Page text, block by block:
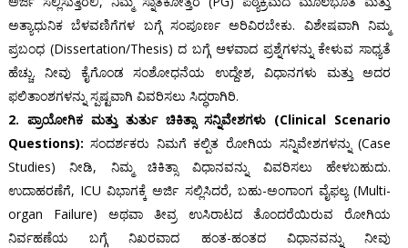
ಅತ್ಯಾಧುನಿಕ ಬೆಳವಣಿಗೆಗಳ ಬಗ್ಗೆ ಸಂಪೂರ್ಣ ಅರಿವಿರಬೇಕು. ವಿಶೇಷವಾಗಿ ನಿಮ್ಮ
ಪ್ರಬಂಧ (Dissertation/Thesis) ದ ಬಗ್ಗೆ ಆಳವಾದ ಪ್ರಶ್ನೆಗಳನ್ನು ಕೇಳುವ ಸಾಧ್ಯತೆ
ಹೆಚ್ಚು. ನೀವು ಕೈಗೊಂಡ ಸಂಶೋಧನೆಯ ಉದ್ದೇಶ, ವಿಧಾನಗಳು ಮತ್ತು ಅದರ
ಫಲಿತಾಂಶಗಳನ್ನು ಸ್ಪಷ್ಟವಾಗಿ ವಿವರಿಸಲು ಸಿದ್ಧರಾಗಿರಿ.
2. ಪ್ರಾಯೋಗಿಕ ಮತ್ತು ತುರ್ತು ಚಿಕಿತ್ಸಾ ಸನ್ನಿವೇಶಗಳು (Clinical Scenario
Questions): ಸಂದರ್ಶಕರು ನಿಮಗೆ ಕಲ್ಪಿತ ರೋಗಿಯ ಸನ್ನಿವೇಶಗಳನ್ನು (Case
Studies) ನೀಡಿ, ನಿಮ್ಮ ಚಿಕಿತ್ಸಾ ವಿಧಾನವನ್ನು ವಿವರಿಸಲು ಹೇಳಬಹುದು.
ಉದಾಹರಣೆಗೆ, ICU ವಿಭಾಗಕ್ಕೆ ಅರ್ಜಿ ಸಲ್ಲಿಸಿದರೆ, ಬಹು-ಅಂಗಾಂಗ ವೈಫಲ್ಯ (Multi-
organ Failure) ಅಥವಾ ತೀವ್ರ ಉಸಿರಾಟದ ತೊಂದರೆಯಿರುವ ರೋಗಿಯ
ನಿರ್ವಹಣೆಯ ಬಗ್ಗೆ ನಿಖರವಾದ ಹಂತ-ಹಂತದ ವಿಧಾನವನ್ನು ನೀವು